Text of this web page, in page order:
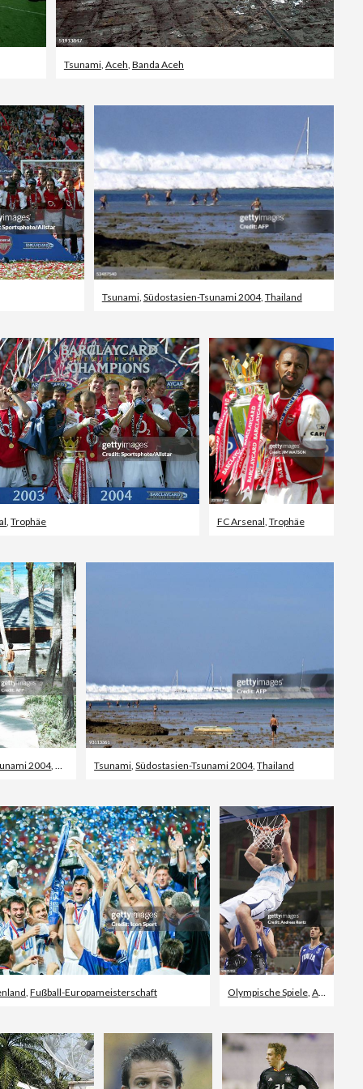
Tsunami, Aceh Banda Aceh
Tsunami, Südostasien-Tsunami 2004, Thailand
,Trophäe FC Arsenal Trophäe
2004, Tsunami ,Südostasien-Tsunami 2004,Thailand
, Fußball-Europameisterschaft Olympische Spiele, Argentinien